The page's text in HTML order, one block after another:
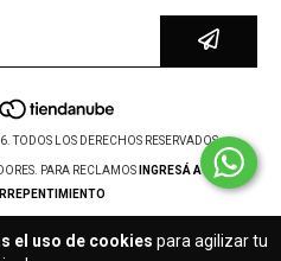
el uso de cookies para agilizar tu
TODOS LOS DERECHOS RESERVADOS.
PARA RECLAMOS
INGRESÁ ACÁ.